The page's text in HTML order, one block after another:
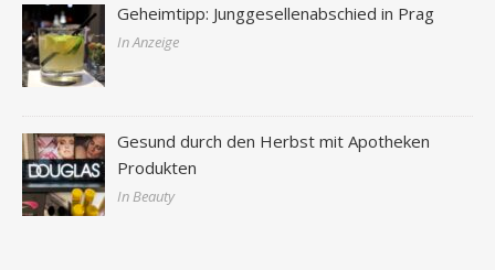
Geheimtipp: Junggesellenabschied in Prag
In Anzeige
Gesund durch den Herbst mit Apotheken
Produkten
In Beauty